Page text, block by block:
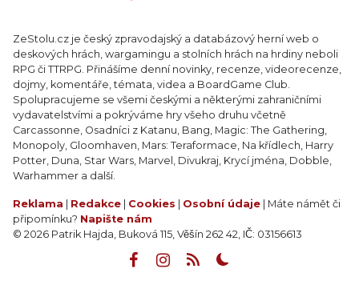
ZeStolu.cz je český zpravodajský a databázový herní web o
deskových hrách, wargamingu a stolních hrách na hrdiny neboli
RPG či TTRPG. Přinášíme denní novinky, recenze, videorecenze,
dojmy, komentáře, témata, videa a BoardGame Club.
Spolupracujeme se všemi českými a některými zahraničními
vydavatelstvími a pokrýváme hry všeho druhu včetně
Carcassonne, Osadníci z Katanu, Bang, Magic: The Gathering,
Monopoly, Gloomhaven, Mars: Teraformace, Na křídlech, Harry
Potter, Duna, Star Wars, Marvel, Divukraj, Krycí jména, Dobble,
Warhammer a další.
Reklama Redakce Cookies Osobní údaje | Máte námět či
připomínku? Napište nám
© 2026 Patrik Hajda, Buková 115, Věšín 262 42, IČ: 03156613